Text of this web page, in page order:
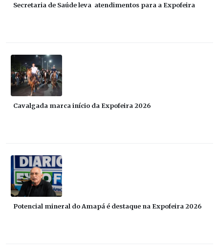
Secretaria de Saúde leva atendimentos para a Expofeira
Cavalgada marca início da Expofeira 2026
Potencial mineral do Amapá é destaque na Expofeira 2026